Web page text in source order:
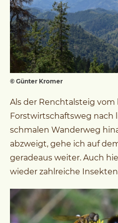
© Günter Kromer
Als der Renchtalsteig vom
Forstwirtschaftsweg nach
schmalen Wanderweg
abzweigt, gehe ich auf
geradeaus weiter. Auch
wieder zahlreiche